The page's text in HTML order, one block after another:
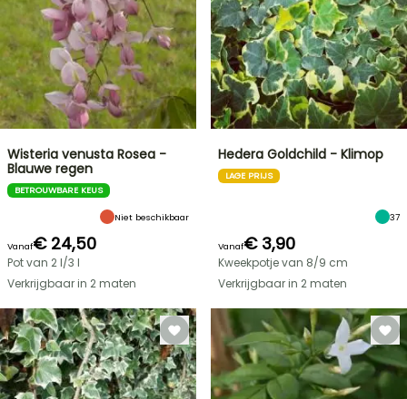
FLASH-
SALES
Wisteria venusta Rosea -
Blauwe regen
BETROUWBARE KEUS
Niet beschikbaar
Vanaf€ 24,50
Pot van 2 l/3 l
Verkrijgbaar in 2 maten
Hedera Goldchild - Klimop
LAGE PRIJS
37
Vanaf€ 3,90
Kweekpotje van 8/9 cm
Verkrijgbaar in 2 maten